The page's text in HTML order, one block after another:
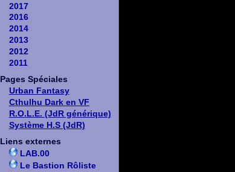
2017
2016
2014
2013
2012
2011
Pages Spéciales
Urban Fantasy
Cthulhu Dark en VF
R.O.L.E. (JdR générique)
Système H.S (JdR)
Liens externes
LAB.00
Le Bastion Rôliste